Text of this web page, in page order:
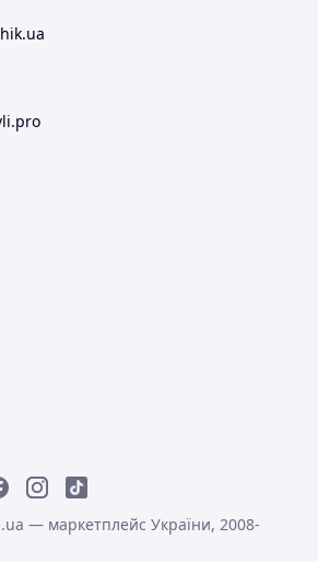
— маркетплейс України, 2008-